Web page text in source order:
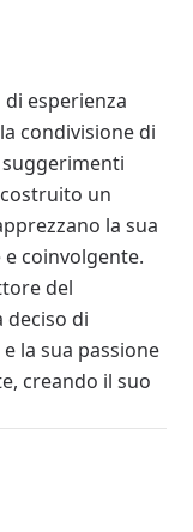
esperienza
condivisione di
un
la sua
coinvolgente.
del
deciso di
la sua passione
creando il suo